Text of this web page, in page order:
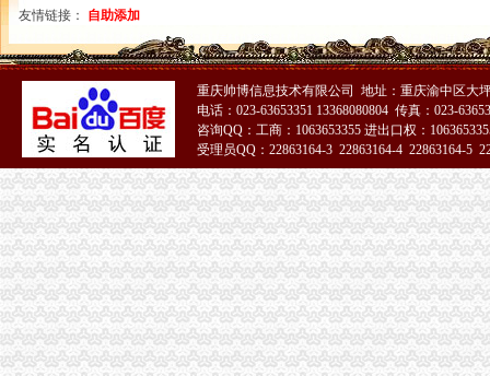
办理税务登记有哪些流程-法律知识|华律网（66Law.cn）
开沙场与开采石场手续_破碎机厂家
公司设立流程析.ppt
沙坪坝公司注册_沙坪坝注册公司_沙坪坝代办注册公司_沙坪坝代理公
如何重新申请税务登记证办理流程-搜问问
包头市注册公司都要什么手续_搜狐财经_搜狐网
重庆资质认证：重庆代办机构快速代办房地产开发资质,执照,物管资
公司注册流程及费用标准-法律知识大全|律师365(.com)
江岸记账代理公司怎么收费的？迅速办理找哪家？-中介代理-深圳酷易搜
【重庆公司代办之“三证合一”新旧照换领的流程】-沙坪坝小龙坎易
注册一个电子商务公司_北京顶呱呱公司注册_搜狐其它_搜狐网
成立分公司的流程是什么-法律知识大全|律师365(.com)
重庆资质认证：重庆企源工商快速代办渝中区的房地产开发资质延期新
申请注册一个人力资源公司需要哪些流程和费用。我们公司主要从事代
想自己开公司,那么一人公司注册流程是什么？_搜狐财经_搜狐网
友情链接： 自助添加
重庆帅博信息技术有限公司 地址：重庆渝中区大
电话：023-63653351 13368080804 传真：023-
咨询QQ：工商：1063653355 进出口权：
受理员QQ：22863164-3 22863164-4 22863164-5
51La